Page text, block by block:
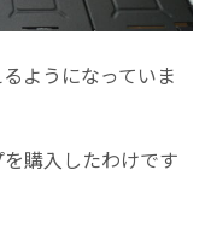
ようになっていま
購入したわけです